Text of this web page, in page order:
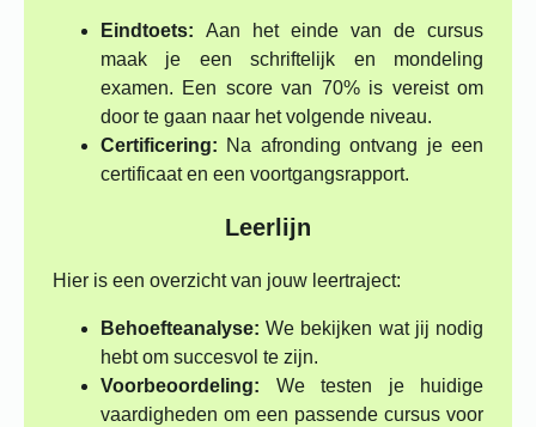
Eindtoets: Aan het einde van de cursus
maak je een schriftelijk en mondeling
examen. Een score van 70% is vereist om
door te gaan naar het volgende niveau.
Certificering: Na afronding ontvang je een
certificaat en een voortgangsrapport.
Leerlijn
Hier is een overzicht van jouw leertraject:
Behoefteanalyse: We bekijken wat jij nodig
hebt om succesvol te zijn.
Voorbeoordeling: We testen je huidige
vaardigheden om een passende cursus voor